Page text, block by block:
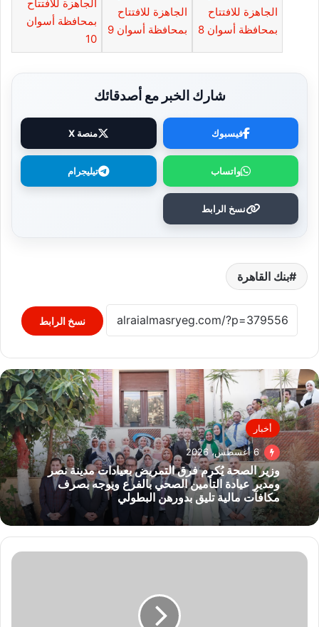
شارك الخبر مع أصدقائك
فيسبوك منصة X
واتساب تيليجرام
نسخ الرابط
بنك القاهرة
نسخ الرابط
أخبار
6 أغسطس، 2026
وزير الصحة يُكرم فرق التمريض بعيادات مدينة نصر
ومدير عيادة التأمين الصحي بالفرع ويوجه بصرف
مكافآت مالية تليق بدورهن البطولي
الأجهزة